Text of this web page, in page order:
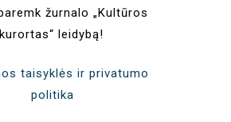
žurnalo „Kultūros
kurortas“ leidybą!
taisyklės ir privatumo
politika